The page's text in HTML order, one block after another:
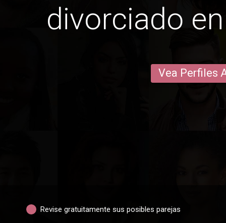
divorciado
Vea Perfiles
Revise gratuitamente sus posibles parejas